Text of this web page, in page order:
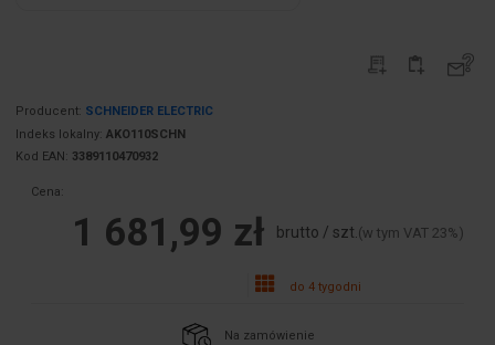
Producent: SCHNEIDER ELECTRIC
Indeks lokalny: AKO110SCHN
Kod EAN: 3389110470932
Cena:
1 681,99 zł brutto / szt.(w tym VAT 23%)
do 4 tygodni
Na zamówienie